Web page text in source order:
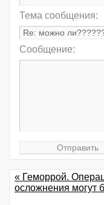
Тема сообщения:
Сообщение:
« Геморрой.
осложнения могут